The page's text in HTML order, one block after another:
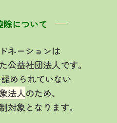
除について
ネーションは
公益社団法人です。
められていない
法人のため、
対象となります。